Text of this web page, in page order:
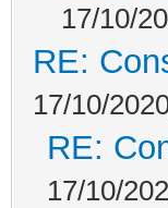
17/10/
RE:
17/10/
RE:
17/10/